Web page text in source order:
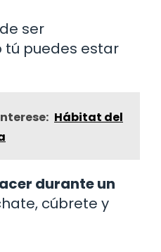
ser
tú puedes estar
Hábitat del
durante un
cúbrete y